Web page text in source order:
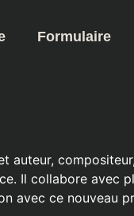
Formulaire
auteur,
Il collabore avec
avec ce nouveau